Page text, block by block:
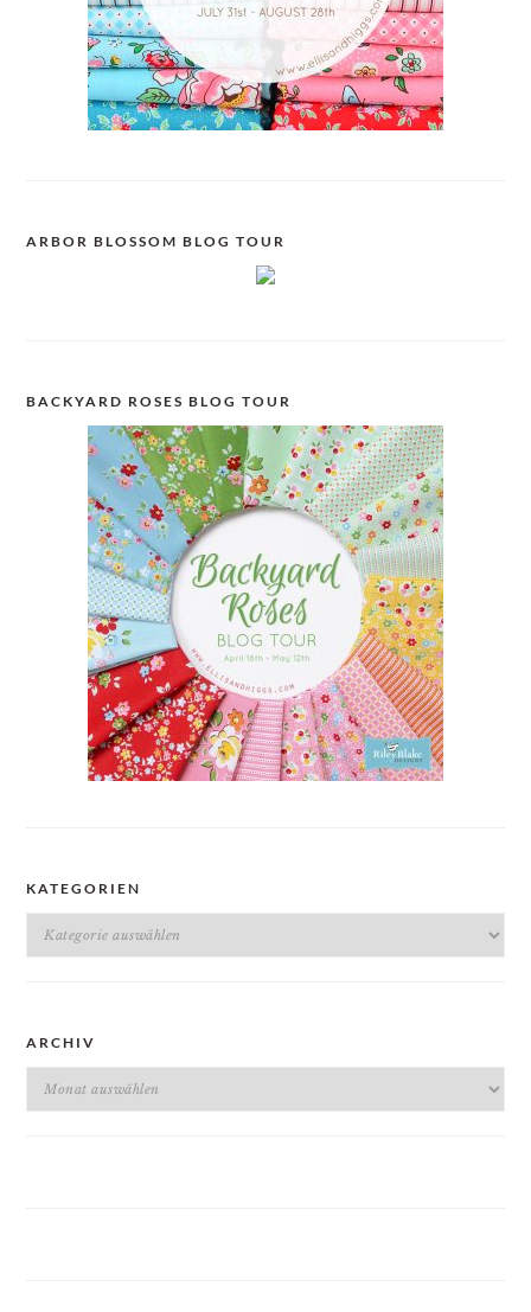
ARBOR BLOSSOM BLOG TOUR
BACKYARD ROSES BLOG TOUR
KATEGORIEN
Kategorien
ARCHIV
Archiv